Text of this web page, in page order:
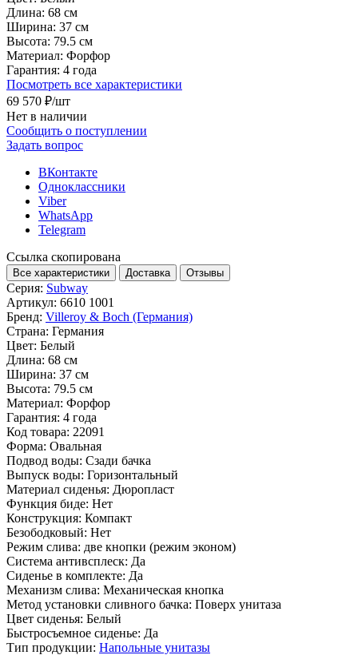
Длина: 68 см
Ширина: 37 см
Высота: 79.5 см
Материал: Форфор
Гарантия: 4 года
Посмотреть все характеристики
69 570 ₽/шт
Нет в наличии
Сообщить о поступлении
Задать вопрос
ВКонтакте
Одноклассники
Viber
WhatsApp
Telegram
Ссылка скопирована
Все характеристики Доставка Отзывы
Серия: Subway
Артикул: 6610 1001
Бренд: Villeroy & Boch (Германия)
Страна: Германия
Цвет: Белый
Длина: 68 см
Ширина: 37 см
Высота: 79.5 см
Материал: Форфор
Гарантия: 4 года
Код товара: 22091
Форма: Овальная
Подвод воды: Сзади бачка
Выпуск воды: Горизонтальный
Материал сиденья: Дюропласт
Функция биде: Нет
Конструкция: Компакт
Безободковый: Нет
Режим слива: две кнопки (режим эконом)
Система антивсплеск: Да
Сиденье в комплекте: Да
Механизм слива: Механическая кнопка
Метод установки сливного бачка: Поверх унитаза
Цвет сиденья: Белый
Быстросъемное сиденье: Да
Тип продукции: Напольные унитазы